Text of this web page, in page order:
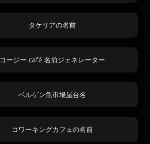
タケリアの名前
コージー café 名前ジェネレーター
ベルゲン魚市場屋台名
コワーキングカフェの名前